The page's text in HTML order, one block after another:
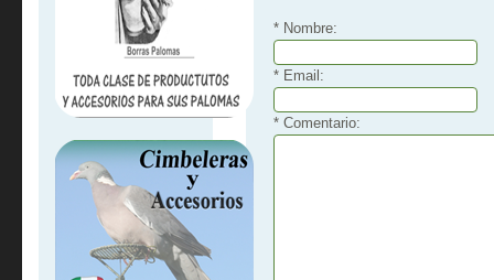
* Nombre:
* Email:
* Comentario: